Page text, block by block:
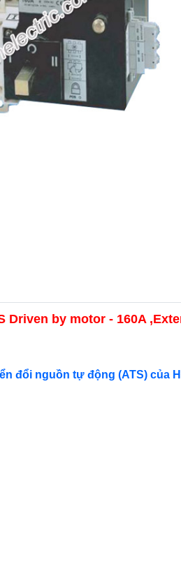
Driven by motor - 160A
đổi nguồn tự động (ATS) của